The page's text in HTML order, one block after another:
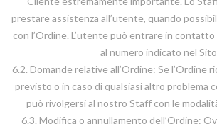
prestare assistenza all’utente, quando
con l’Ordine. L’utente può entrare in
al numero indicato nel
6.2. Domande relative all’Ordine: Se l’Ordine
previsto o in caso di qualsiasi altro problema
può rivolgersi al nostro Staff con le
6.3. Modifica o annullamento dell’Ordine: